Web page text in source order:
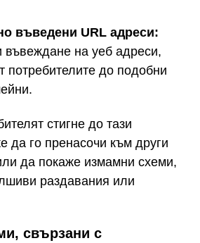
въведени URL адреси:
въвеждане на уеб адреси,
потребителите до подобни
стигне до тази
да го пренасочи към други
да покаже измамни схеми,
раздавания или
свързани с